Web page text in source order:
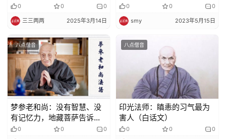
0 0 0
三三两两 2025年3月14日
0 0 0
smy 2023年5月15日
八点僧音
梦参老和尚：没有智慧、没
有记忆力，地藏菩萨告诉我
们一个方法
0 0 0
八点僧音
印光法师：瞋恚的习气最为
害人（白话文）
0 0 0